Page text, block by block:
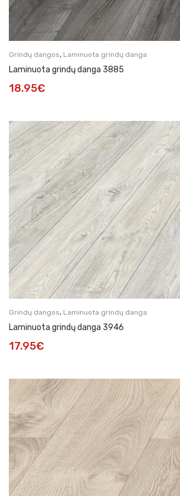
Grindų dangos, Laminuota grindų danga
Laminuota grindų danga 3885
18.95€
Grindų dangos, Laminuota grindų danga
Laminuota grindų danga 3946
17.95€